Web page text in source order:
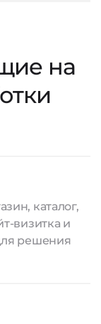
на
каталог,
визитка и
решения